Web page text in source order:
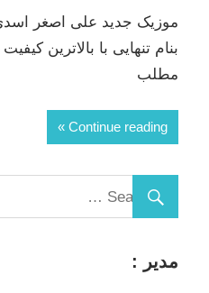
موزیک جدید علی اصغر
مطلب
Continue reading
مدیر :